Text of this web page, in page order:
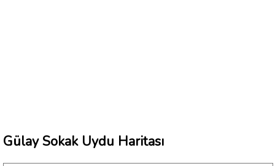
Gülay Sokak Uydu Haritası